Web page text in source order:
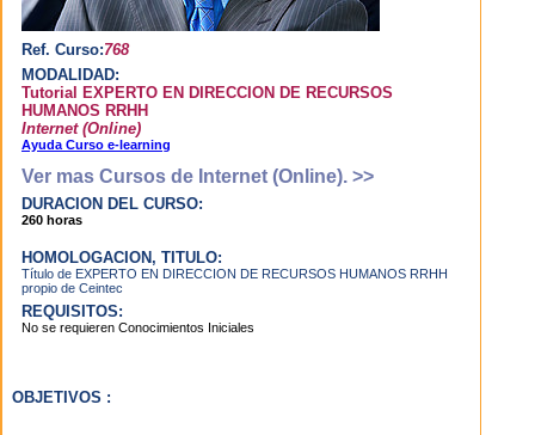
Ref. Curso:768
MODALIDAD:
Tutorial EXPERTO EN DIRECCION DE RECURSOS
HUMANOS RRHH
Internet (Online)
Ayuda Curso e-learning
software
inteligente que se
alumno, de forma
sistema te guía a
través de tú
proceso de
evaluando los
conocimientos
recomendaciones.
Ver mas Cursos de Internet (Online). >>
DURACION DEL CURSO:
260 horas
HOMOLOGACION, TITULO:
Título de EXPERTO EN DIRECCION DE RECURSOS HUMANOS RRHH
propio de Ceintec
REQUISITOS:
No se requieren Conocimientos Iniciales
OBJETIVOS :